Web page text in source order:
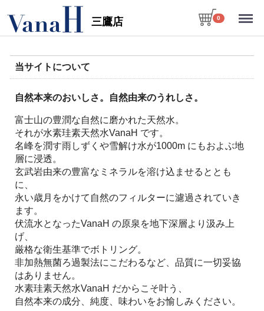
三鷹店 0
Menu
当サイトについて
自然本来のおいしさ。自然由来のうれしさ。
富士山の豊潤な自然に磨かれた天然水。
それが水素珪素天然水VanaH です。
名峰を潤す雨しずくや雪解け水が1000m にもおよぶ地
層に浸透。
玄武岩由来の豊富なミネラルを溶け込ませるととも
に、
永い歳月をかけて自然のフィルターに濾過されていき
ます。
伏流水となったVanaH の原泉を地下深層より汲み上
げ、
厳格な衛生基準でボトリング。
非加熱無菌ろ過製法にこだわるなど、品質に一切妥協
はありません。
水素珪素天然水VanaH だからこそ叶う、
自然本来の成分、純度、味わいをお愉しみください。